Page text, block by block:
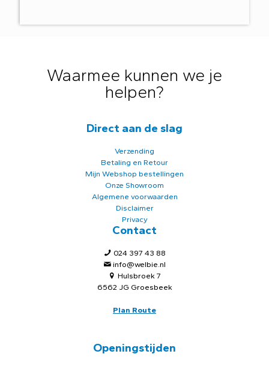
Waarmee kunnen we je
helpen?
Direct aan de slag
Verzending
Betaling en Retour
Mijn Webshop bestellingen
Onze Showroom
Algemene voorwaarden
Disclaimer
Privacy
Contact
024 397 43 88
info@welbie.nl
Hulsbroek 7
6562 JG Groesbeek
Plan Route
Openingstijden